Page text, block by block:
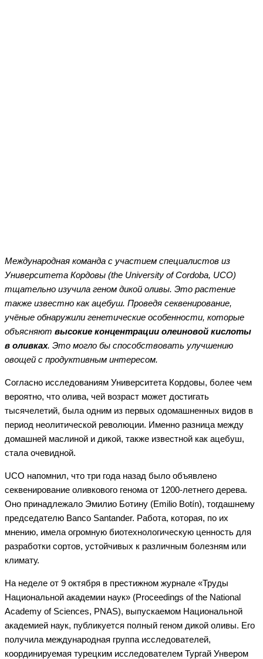
Международная команда с участием специалистов из
Университета Кордовы (the University of Cordoba, UCO)
тщательно изучила геном дикой оливы. Это растение
также известно как ацебуш. Проведя секвенирование,
учёные обнаружили генетические особенности, которые
объясняют высокие концентрации олеиновой кислоты
в оливках. Это могло бы способствовать улучшению
овощей с продуктивным интересом.
Согласно исследованиям Университета Кордовы, более чем
вероятно, что олива, чей возраст может достигать
тысячелетий, была одним из первых одомашненных видов в
период неолитической революции. Именно разница между
домашней маслиной и дикой, также известной как ацебуш,
стала очевидной.
UCO напомнил, что три года назад было объявлено
секвенирование оливкового генома от 1200-летнего дерева.
Оно принадлежало Эмилио Ботину (Emilio Botín), тогдашнему
председателю Banco Santander. Работа, которая, по их
мнению, имела огромную биотехнологическую ценность для
разработки сортов, устойчивых к различным болезням или
климату.
На неделе от 9 октября в престижном журнале «Труды
Национальной академии наук» (Proceedings of the National
Academy of Sciences, PNAS), выпускаемом Национальной
академией наук, публикуется полный геном дикой оливы. Его
получила международная группа исследователей,
координируемая турецким исследователем Тургай Унвером